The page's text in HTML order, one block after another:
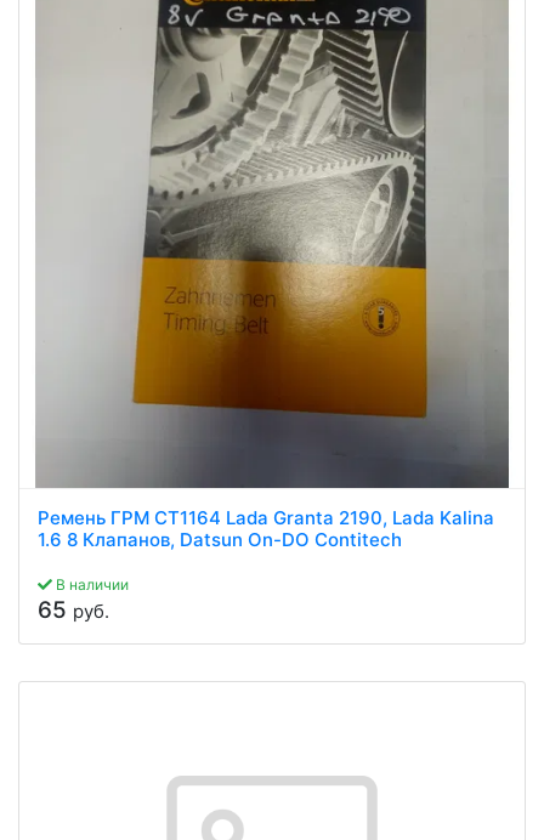
Ремень ГРМ CT1164 Lada Granta 2190, Lada Kalina
1.6 8 Клапанов, Datsun On-DO Contitech
В наличии
65 руб.